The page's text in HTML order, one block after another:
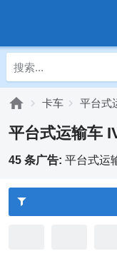
卡车 平台式
平台式运输车
45 条广告: 平台式运